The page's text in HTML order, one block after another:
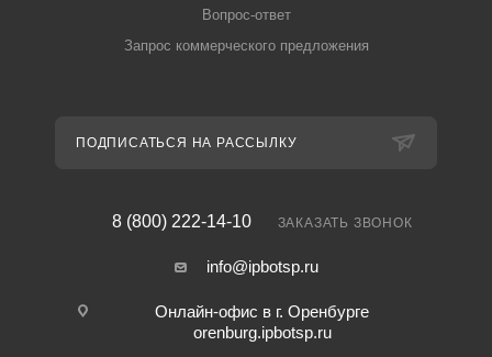
Вопрос-ответ
Запрос коммерческого предложения
ПОДПИСАТЬСЯ НА РАССЫЛКУ
8 (800) 222-14-10 ЗАКАЗАТЬ ЗВОНОК
info@ipbotsp.ru
Онлайн-офис в г. Оренбурге
orenburg.ipbotsp.ru